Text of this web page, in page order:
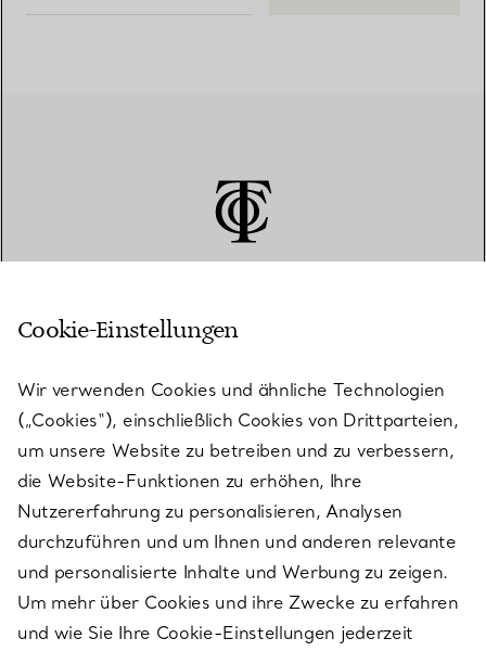
KUNDENSERVICE
SERVICES
ÜBER TIFFANY & CO.
RECHTLICHE HINWEISE
Cookie-Einstellungen
Wir verwenden Cookies und ähnliche Technologien
(„Cookies“), einschließlich Cookies von Drittparteien,
um unsere Website zu betreiben und zu verbessern,
die Website-Funktionen zu erhöhen, Ihre
Nutzererfahrung zu personalisieren, Analysen
durchzuführen und um Ihnen und anderen relevante
und personalisierte Inhalte und Werbung zu zeigen.
Um mehr über Cookies und ihre Zwecke zu erfahren
und wie Sie Ihre Cookie-Einstellungen jederzeit